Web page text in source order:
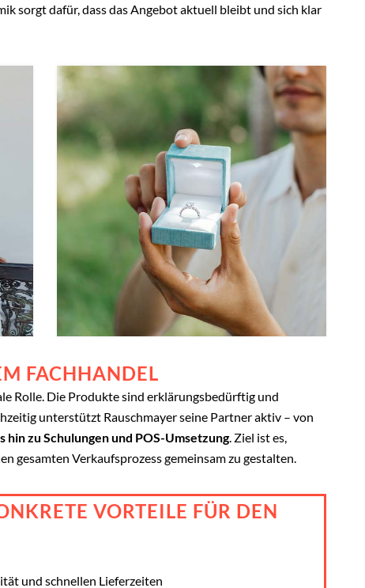
sorgt dafür, dass das Angebot aktuell bleibt und sich klar
FACHHANDEL
Rolle. Die Produkte sind erklärungsbedürftig und
unterstützt Rauschmayer seine Partner aktiv – von
zu Schulungen und POS-Umsetzung. Ziel ist es,
gesamten Verkaufsprozess gemeinsam zu gestalten.
VORTEILE FÜR DEN
und schnellen Lieferzeiten